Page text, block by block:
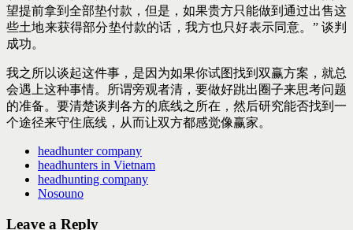
望提前拿到全部垫付款，但是，如果贵方只能做到通过出售这
些土地来获得部分垫付款的话，我方也只好表示同意。” 谈判
成功。
我之所以谈起这件事，是因为如果你试图找到双赢方案，就总
会遇上这种事情。所谓旁观者清，要做好跳出圈子来思考问题
的准备。要清楚谈判各方的底线之所在，然后研究能否找到一
个途径来守住底线，从而让双方都感觉像赢家。
headhunter company
headhunters in Vietnam
headhunting company
Nosouno
Leave a Reply